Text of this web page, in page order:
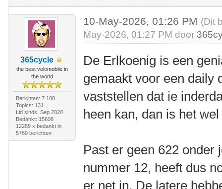
365cycle
the best velomobile in
the world
Berichten: 7.188
Topics: 131
Lid sinds: Sep 2020
Bedankt: 15608
12289 x bedankt in
5769 berichten
10-May-2026, 01:26 PM (Dit
May-2026, 01:27 PM door
De Erlkoenig is een
gemaakt voor een daily
vaststellen dat ie
heen kan, dan is het
Past er geen 622 onder
nummer 12, heeft dus
er net in. De latere